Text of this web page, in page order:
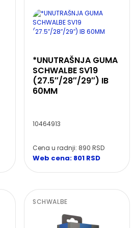
*UNUTRAŠNJA GUMA
SCHWALBE SV19
(27.5″/28″/29″) IB
60MM
10464913
Cena u radnji: 890 RSD
Web cena: 801 RSD
SCHWALBE